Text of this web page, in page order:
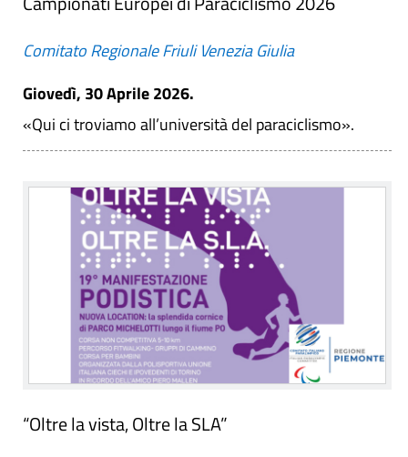
Comitato Regionale Friuli Venezia Giulia
Giovedì, 30 Aprile 2026.
«Qui ci troviamo all’università del paraciclismo».
“Oltre la vista, Oltre la SLA”